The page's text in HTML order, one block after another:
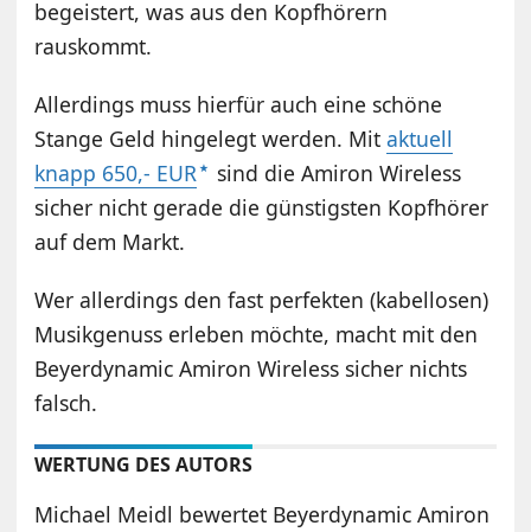
begeistert, was aus den Kopfhörern
rauskommt.
Allerdings muss hierfür auch eine schöne
Stange Geld hingelegt werden. Mitaktuell
knapp 650,- EUR
sind die Amiron Wireless
sicher nicht gerade die günstigsten Kopfhörer
auf dem Markt.
Wer allerdings den fast perfekten (kabellosen)
Musikgenuss erleben möchte, macht mit den
Beyerdynamic Amiron Wireless sicher nichts
falsch.
WERTUNG DES AUTORS
Michael Meidl bewertet Beyerdynamic Amiron